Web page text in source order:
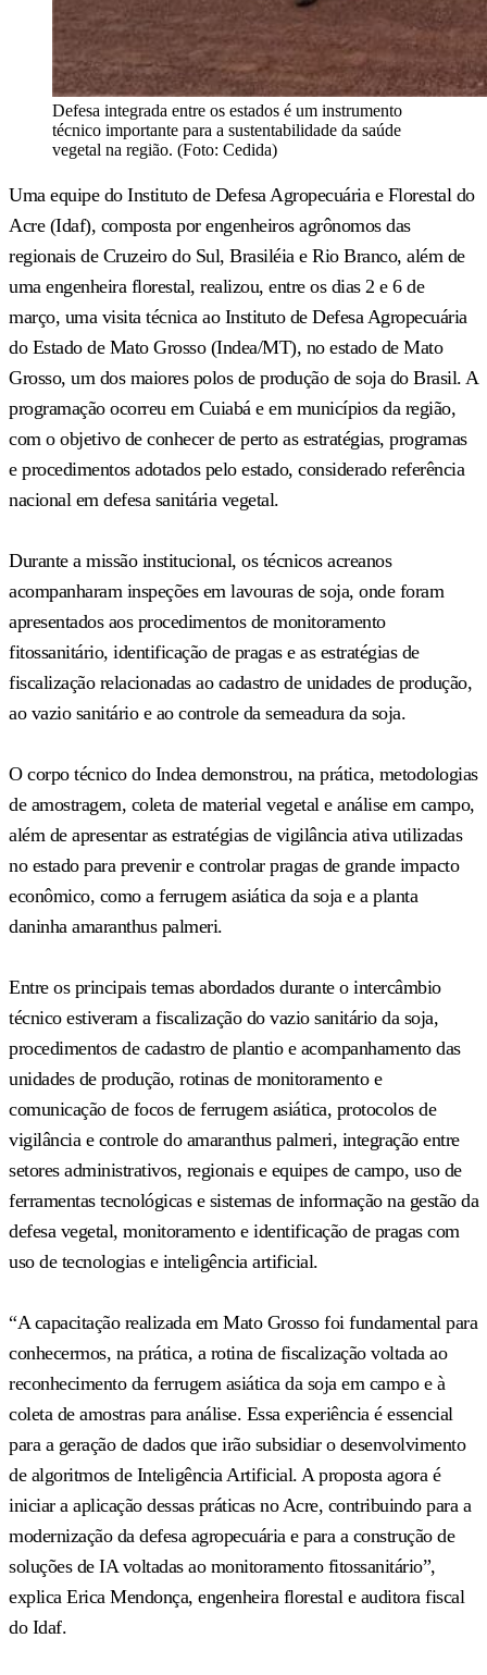
Defesa integrada entre os estados é um instrumento
técnico importante para a sustentabilidade da saúde
vegetal na região. (Foto: Cedida)
Uma equipe do Instituto de Defesa Agropecuária e Florestal do
Acre (Idaf), composta por engenheiros agrônomos das
regionais de Cruzeiro do Sul, Brasiléia e Rio Branco, além de
uma engenheira florestal, realizou, entre os dias 2 e 6 de
março, uma visita técnica ao Instituto de Defesa Agropecuária
do Estado de Mato Grosso (Indea/MT), no estado de Mato
Grosso, um dos maiores polos de produção de soja do Brasil. A
programação ocorreu em Cuiabá e em municípios da região,
com o objetivo de conhecer de perto as estratégias, programas
e procedimentos adotados pelo estado, considerado referência
nacional em defesa sanitária vegetal.
Durante a missão institucional, os técnicos acreanos
acompanharam inspeções em lavouras de soja, onde foram
apresentados aos procedimentos de monitoramento
fitossanitário, identificação de pragas e as estratégias de
fiscalização relacionadas ao cadastro de unidades de produção,
ao vazio sanitário e ao controle da semeadura da soja.
O corpo técnico do Indea demonstrou, na prática, metodologias
de amostragem, coleta de material vegetal e análise em campo,
além de apresentar as estratégias de vigilância ativa utilizadas
no estado para prevenir e controlar pragas de grande impacto
econômico, como a ferrugem asiática da soja e a planta
daninha amaranthus palmeri.
Entre os principais temas abordados durante o intercâmbio
técnico estiveram a fiscalização do vazio sanitário da soja,
procedimentos de cadastro de plantio e acompanhamento das
unidades de produção, rotinas de monitoramento e
comunicação de focos de ferrugem asiática, protocolos de
vigilância e controle do amaranthus palmeri, integração entre
setores administrativos, regionais e equipes de campo, uso de
ferramentas tecnológicas e sistemas de informação na gestão da
defesa vegetal, monitoramento e identificação de pragas com
uso de tecnologias e inteligência artificial.
“A capacitação realizada em Mato Grosso foi fundamental para
conhecermos, na prática, a rotina de fiscalização voltada ao
reconhecimento da ferrugem asiática da soja em campo e à
coleta de amostras para análise. Essa experiência é essencial
para a geração de dados que irão subsidiar o desenvolvimento
de algoritmos de Inteligência Artificial. A proposta agora é
iniciar a aplicação dessas práticas no Acre, contribuindo para a
modernização da defesa agropecuária e para a construção de
soluções de IA voltadas ao monitoramento fitossanitário”,
explica Erica Mendonça, engenheira florestal e auditora fiscal
do Idaf.